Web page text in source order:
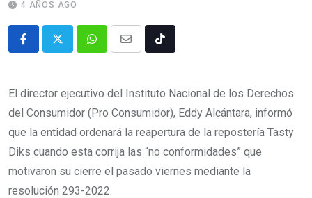
4 AÑOS AGO
El director ejecutivo del Instituto Nacional de los Derechos
del Consumidor (Pro Consumidor), Eddy Alcántara, informó
que la entidad ordenará la reapertura de la repostería Tasty
Diks cuando esta corrija las “no conformidades” que
motivaron su cierre el pasado viernes mediante la
resolución 293-2022.